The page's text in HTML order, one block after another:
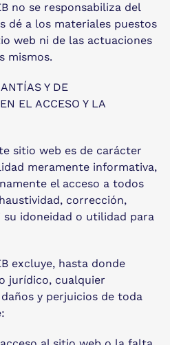
no se responsabiliza del
dé a los materiales puestos
web ni de las actuaciones
mismos.
Y DE
EL ACCESO Y LA
sitio web es de carácter
meramente informativa,
el acceso a todos
corrección,
su idoneidad o utilidad para
excluye, hasta donde
jurídico, cualquier
y perjuicios de toda